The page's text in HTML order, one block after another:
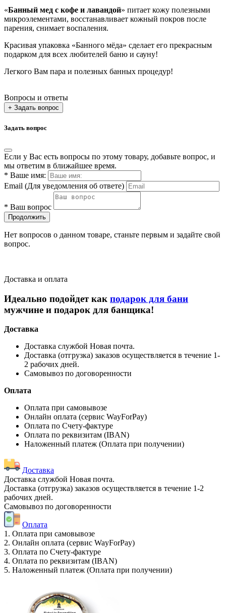
«Банный мед с кофе и лавандой» питает кожу полезными
микроэлементами, восстанавливает кожный покров после
парения, снимает воспаления.
Красивая упаковка «Банного мёда» сделает его прекрасным
подарком для всех любителей баню и сауну!
Легкого Вам пара и полезных банных процедур!
Вопросы и ответы
+ Задать вопрос
Задать вопрос
Если у Вас есть вопросы по этому товару, добавьте вопрос, и
мы ответим в ближайшее время.
* Ваше имя:
Email (Для уведомления об ответе)
* Ваш вопрос
Продолжить
Нет вопросов о данном товаре, станьте первым и задайте свой
вопрос.
Доставка и оплата
Идеально подойдет как подарок для бани
мужчине и подарок для банщика!
Доставка
Доставка службой Новая почта.
Доставка (отгрузка) заказов осуществляется в течение 1-
2 рабочих дней.
Самовывоз по договоренности
Оплата
Оплата при самовывозе
Онлайн оплата (сервис WayForPay)
Оплата по Счету-фактуре
Оплата по реквизитам (IBAN)
Наложенный платеж (Оплата при получении)
Доставка
Доставка службой Новая почта.
Доставка (отгрузка) заказов осуществляется в течение 1-2
рабочих дней.
Самовывоз по договоренности
Оплата
1. Оплата при самовывозе
2. Онлайн оплата (сервис WayForPay)
3. Оплата по Счету-фактуре
4. Оплата по реквизитам (IBAN)
5. Наложенный платеж (Оплата при получении)